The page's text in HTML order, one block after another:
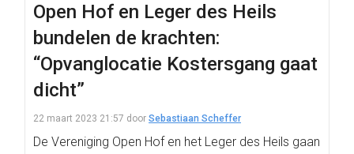
Open Hof en Leger des Heils
bundelen de krachten:
“Opvanglocatie Kostersgang gaat
dicht”
22 maart 2023 21:57 door Sebastiaan Scheffer
De Vereniging Open Hof en het Leger des Heils gaan